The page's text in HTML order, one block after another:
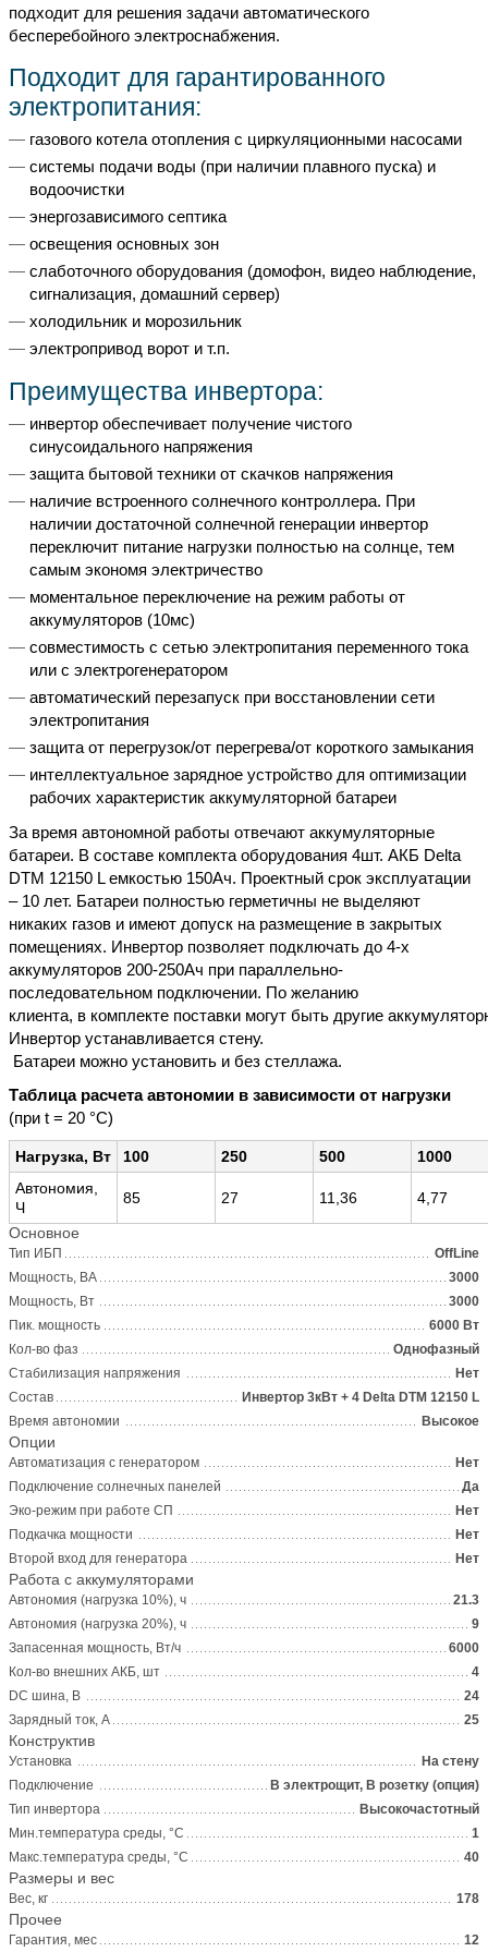
подходит для решения задачи автоматического
бесперебойного электроснабжения.
Подходит для гарантированного
электропитания:
газового котела отопления с циркуляционными насосами
системы подачи воды (при наличии плавного пуска) и
водоочистки
энергозависимого септика
освещения основных зон
слаботочного оборудования (домофон, видео наблюдение,
сигнализация, домашний сервер)
холодильник и морозильник
электропривод ворот и т.п.
Преимущества инвертора:
инвертор обеспечивает получение чистого
синусоидального напряжения
защита бытовой техники от скачков напряжения
наличие встроенного солнечного контроллера. При
наличии достаточной солнечной генерации инвертор
переключит питание нагрузки полностью на солнце, тем
самым экономя электричество
моментальное переключение на режим работы от
аккумуляторов (10мс)
совместимость с сетью электропитания переменного тока
или с электрогенератором
автоматический перезапуск при восстановлении сети
электропитания
защита от перегрузок/от перегрева/от короткого замыкания
интеллектуальное зарядное устройство для оптимизации
рабочих характеристик аккумуляторной батареи
За время автономной работы отвечают аккумуляторные
батареи. В составе комплекта оборудования 4шт. АКБ Delta
DTM 12150 L емкостью 150Ач. Проектный срок эксплуатации
– 10 лет. Батареи полностью герметичны не выделяют
никаких газов и имеют допуск на размещение в закрытых
помещениях. Инвертор позволяет подключать до 4-х
аккумуляторов 200-250Ач при параллельно-
последовательном подключении. По желанию
клиента, в комплекте поставки могут быть другие
Инвертор устанавливается стену.
Батареи можно установить и без стеллажа.
Таблица расчета автономии в зависимости от нагрузки
(при t = 20 °С)
Нагрузка, Вт 100 250 500
1000
Автономия,
Ч
85 27 11,36
4,77
Основное
Тип ИБП
OffLine
Мощность, ВА
3000
Мощность, Вт
3000
Пик. мощность
6000 Вт
Кол-во фаз
Однофазный
Стабилизация напряжения
Нет
Состав
Инвертор 3кВт + 4 Delta DTM 12150 L
Время автономии
Высокое
Опции
Автоматизация с генератором
Нет
Подключение солнечных панелей
Да
Эко-режим при работе СП
Нет
Подкачка мощности
Нет
Второй вход для генератора
Нет
Работа с аккумуляторами
Автономия (нагрузка 10%), ч
21.3
Автономия (нагрузка 20%), ч
9
Запасенная мощность, Вт/ч
6000
Кол-во внешних АКБ, шт
4
DC шина, В
24
Зарядный ток, А
25
Конструктив
Установка
На стену
Подключение
В электрощит, В розетку (опция)
Тип инвертора
Высокочастотный
Мин.температура среды, °С
1
Макс.температура среды, °С
40
Размеры и вес
Вес, кг 178
Прочее
Гарантия, мес 12